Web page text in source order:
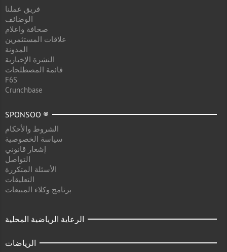
فريق عملنا
الوضائف
صحافة واعلام
علاقات المستثمرين
المدونة
النشرة الإخبارية
قائمة المصطلحات
F6S
Crunchbase
SPONSOO ®
الشروط والأحكام
سياسة الخصوصية
إشعار قانوني
التواصل
الأسئلة المتكررة
التعليقات
برنامج وكلاء المبيعات
الرعاية الرياضية المحلية
الرياضات